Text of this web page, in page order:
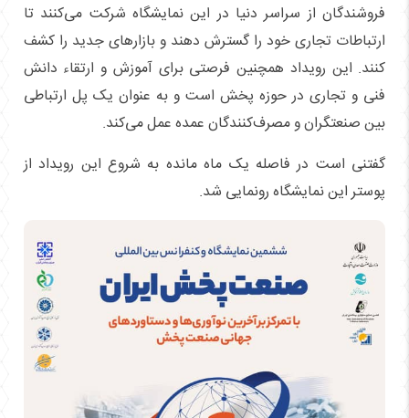
فروشندگان از سراسر دنیا در این نمایشگاه شرکت می‌کنند تا
ارتباطات تجاری خود را گسترش دهند و بازارهای جدید را کشف
کنند. این رویداد همچنین فرصتی برای آموزش و ارتقاء دانش
فنی و تجاری در حوزه پخش است و به عنوان یک پل ارتباطی
بین صنعتگران و مصرف‌کنندگان عمده عمل می‌کند.
گفتنی است در فاصله یک ماه مانده به شروع این رویداد از
پوستر این نمایشگاه رونمایی شد.